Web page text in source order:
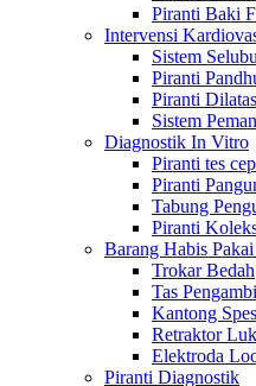
Piranti Baki
Intervensi
Sistem
Piranti
Piranti
Sistem
Diagnostik In Vitro
Piranti tes
Piranti
Tabung
Piranti
Barang Habis
Trokar Bedah
Tas
Kantong
Retraktor
Elektroda
Piranti Diagnostik